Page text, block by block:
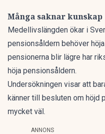
Många saknar kunskap
Medellivslängden ökar i
pensionsåldern behöver
pensionerna blir lägre har
höja pensionsåldern.
Undersökningen visar att
känner till besluten om höjd
mycket väl.
ANNONS